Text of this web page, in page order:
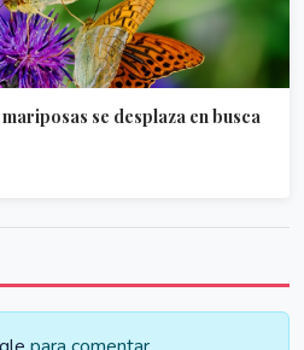
se desplaza en busca